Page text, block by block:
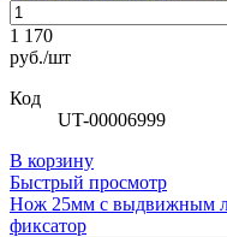
1 170
руб./шт
Код
UT-00006999
В корзину
Быстрый просмотр
Нож 25мм с выдвижным
фиксатор